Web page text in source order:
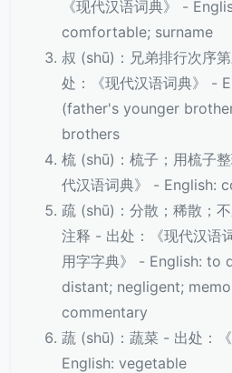
《现代汉语词典》 -
comfortable; surname
叔 (shū)：兄弟排行次序
处：《现代汉语词典》 -
(father's younger
brothers
梳 (shū)：梳子；用梳子
代汉语词典》 - English:
疏 (shū)：分散；稀散；
注释 - 出处：《现代汉语
用字字典》 - English: to
distant; negligent;
commentary
蔬 (shū)：蔬菜 - 出处：
English: vegetable